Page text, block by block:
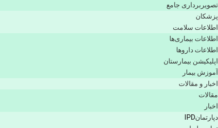
تصویربرداری جامع
پزشكان
اطلاعات سلامت
اطلاعات بیماری‌ها
اطلاعات دارو‌ها
اپليكيشن بيمارستان
آموزش بیمار
اخبار و مقالات
مقالات
اخبار
دپارتمانIPD